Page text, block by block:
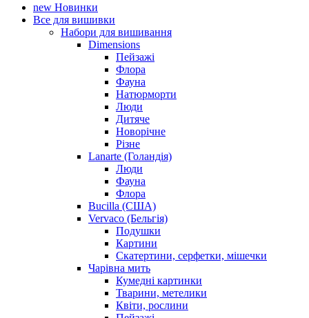
new Новинки
Все для вишивки
Набори для вишивання
Dimensions
Пейзажі
Флора
Фауна
Натюрморти
Люди
Дитяче
Новорічне
Різне
Lanarte (Голандія)
Люди
Фауна
Флора
Bucilla (США)
Vervaco (Бельгія)
Подушки
Картини
Скатертини, серфетки, мішечки
Чарiвна мить
Кумедні картинки
Тварини, метелики
Квіти, рослини